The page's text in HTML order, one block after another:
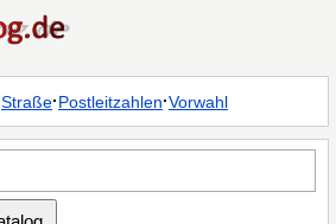
Straße·Postleitzahlen·Vorwahl